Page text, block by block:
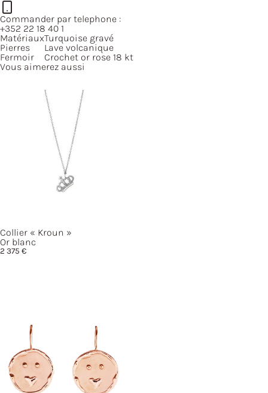
Commander par telephone :
+352 22 18 40 1
MatériauxTurquoise gravé
Pierres
Lave volcanique
Fermoir
Crochet or rose 18 kt
Vous aimerez aussi
Collier « Kroun »
Or blanc
2 375 €